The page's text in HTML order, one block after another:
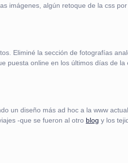
imágenes, algún retoque de la css
Eliminé la sección de fotografías
puesta online en los últimos días de la
un diseño más ad hoc a la www
-que se fueron al otro blog y los